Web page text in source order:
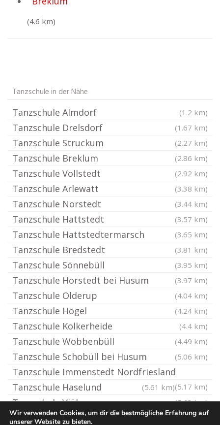
(4.6 km)
Tanzschule in der Nähe
Tanzschule Almdorf (1.2 km)
Tanzschule Drelsdorf (1.67 km)
Tanzschule Struckum (2.27 km)
Tanzschule Breklum (2.86 km)
Tanzschule Vollstedt (2.92 km)
Tanzschule Arlewatt (3.38 km)
Tanzschule Norstedt (3.44 km)
Tanzschule Hattstedt (3.57 km)
Tanzschule Hattstedtermarsch (3.65 km)
Tanzschule Bredstedt (3.81 km)
Tanzschule Sönnebüll (3.95 km)
Tanzschule Horstedt bei Husum (3.97 km)
Tanzschule Olderup (4.04 km)
Tanzschule Högel (4.24 km)
Tanzschule Kolkerheide (4.4 km)
Tanzschule Wobbenbüll (4.49 km)
Tanzschule Schobüll bei Husum (5.06 km)
Tanzschule Immenstedt Nordfriesland
(5.17 km)
Tanzschule Haselund (5.61 km)
Tanzschule Viöl (5.63 km)
Wir verwenden Cookies, um dir die bestmögliche Erfahrung auf
unserer Website zu bieten.